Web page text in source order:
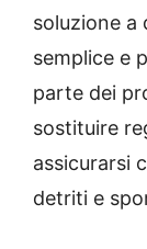
soluzione a
semplice e
parte dei
sostituire
assicurarsi
detriti e